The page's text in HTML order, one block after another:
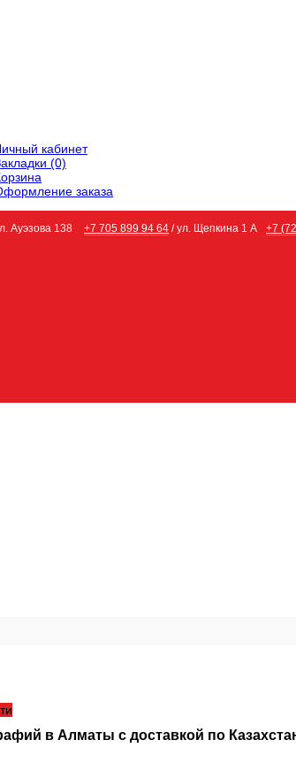
кабинет
(0)
заказа
Ауэзова 138 +7 705 899 94 64 / ул. Щепкина 1 А +7
в Алматы с доставкой по